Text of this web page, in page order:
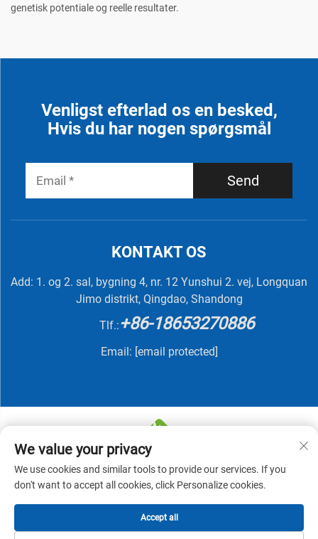
genetisk potentiale og reelle resultater.
Venligst efterlad os en besked,
Hvis du har nogen spørgsmål
Send
KONTAKT OS
Add: 1. og 2. sal, bygning 4, nr. 12 Yunshui 2. vej, Longquan
Jimo distrikt, Qingdao, Shandong
Tlf.:+86-18653270886
Email: [email protected]
Copyright © 2025 af QINGDAO NUTRIVIT BIOTECH CO.,
LTD - Privatlivspolitik
We value your privacy
We use cookies and similar tools to provide our services. If you
don't want to accept all cookies, click Personalize cookies.
Accept all